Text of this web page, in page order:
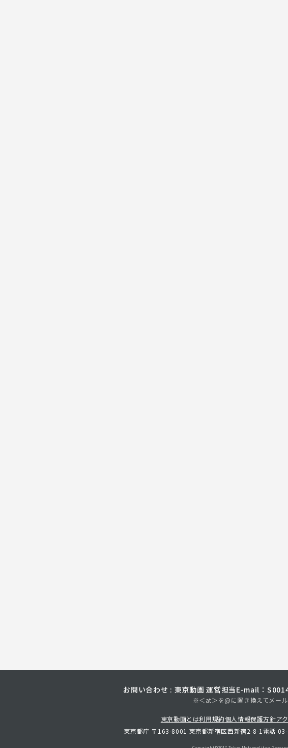
お問い合わせ : 東京動画 運営担当 E-mail：
※＜at＞を@に置き換えてメール
東京動画とは利用規約個人情報保護方針ア
東京都庁 〒163-8001 東京都新宿区西新宿2-8-1 電話